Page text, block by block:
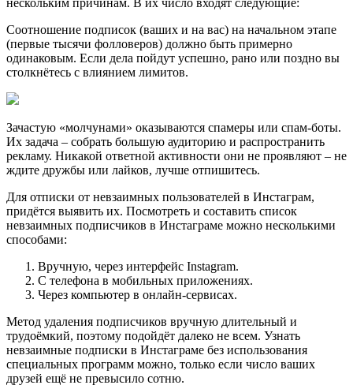
Соотношение подписок (ваших и на вас) на начальном этапе
(первые тысячи фолловеров) должно быть примерно
одинаковым. Если дела пойдут успешно, рано или поздно вы
столкнётесь с влиянием лимитов.
Зачастую «молчунами» оказываются спамеры или спам-боты.
Их задача – собрать большую аудиторию и распространить
рекламу. Никакой ответной активности они не проявляют – не
ждите дружбы или лайков, лучше отпишитесь.
Для отписки от невзаимных пользователей в Инстаграм,
придётся выявить их. Посмотреть и составить список
невзаимных подписчиков в Инстаграме можно несколькими
способами:
Вручную, через интерфейс Instagram.
С телефона в мобильных приложениях.
Через компьютер в онлайн-сервисах.
Метод удаления подписчиков вручную длительный и
трудоёмкий, поэтому подойдёт далеко не всем. Узнать
невзаимные подписки в Инстаграме без использования
специальных программ можно, только если число ваших
друзей ещё не превысило сотню.